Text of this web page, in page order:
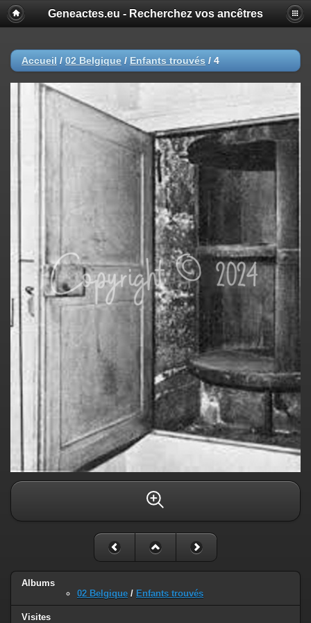
Geneactes.eu - Recherchez vos ancêtres
Accueil / 02 Belgique / Enfants trouvés / 4
Albums
02 Belgique / Enfants trouvés
Visites